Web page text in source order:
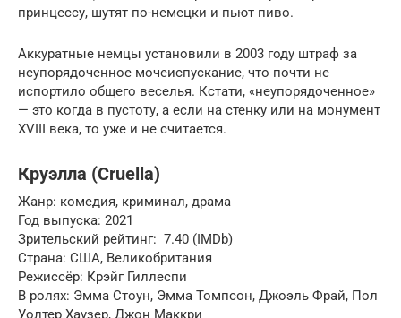
принцессу, шутят по-немецки и пьют пиво.
Аккуратные немцы установили в 2003 году штраф за
неупорядоченное мочеиспускание, что почти не
испортило общего веселья. Кстати, «неупорядоченное»
— это когда в пустоту, а если на стенку или на монумент
XVIII века, то уже и не считается.
Круэлла (Cruella)
Жанр: комедия, криминал, драма
Год выпуска: 2021
Зрительский рейтинг: ️ 7.40 (IMDb)
Страна: США, Великобритания
Режиссёр: Крэйг Гиллеспи
В ролях: Эмма Стоун, Эмма Томпсон, Джоэль Фрай, Пол
Уолтер Хаузер, Джон Маккри